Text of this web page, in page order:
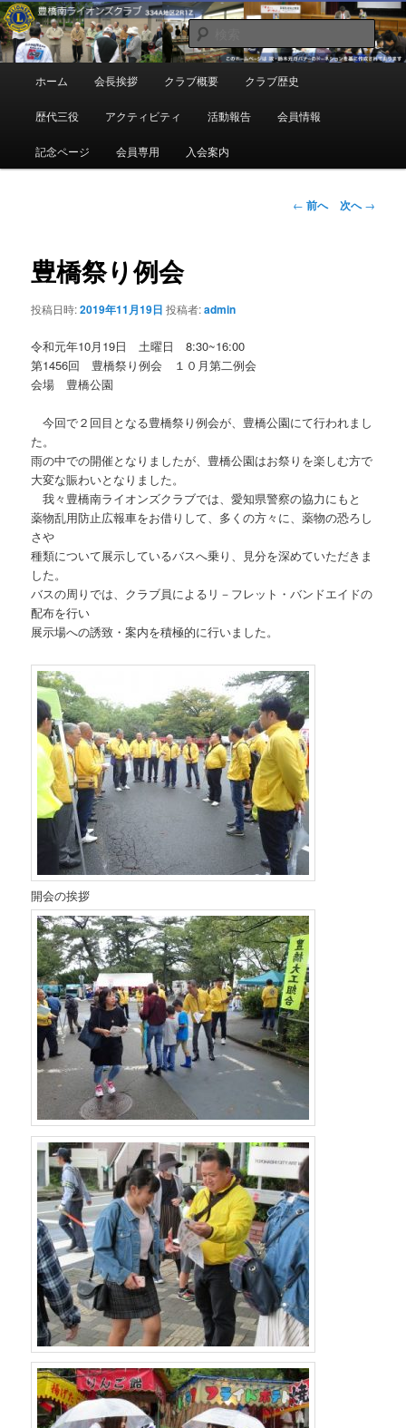
メ
イ
ン
コ
豊橋南ライオンズクラブ
地域奉仕ボランティア
検
索
ュ
ホーム 会長挨拶 クラブ概要 クラブ歴史
歴代三役 アクティビティ 活動報告 会員情報
記念ページ 会員専用 入会案内
投
← 前へ 次へ→
豊橋祭り例会
投稿日時:2019年11月19日 投稿者:admin
令和元年10月19日 土曜日 8:30~16:00
第1456回 豊橋祭り例会 １０月第二例会
会場 豊橋公園
今回で２回目となる豊橋祭り例会が、豊橋公園にて行われまし
た。
雨の中での開催となりましたが、豊橋公園はお祭りを楽しむ方で
大変な賑わいとなりました。
我々豊橋南ライオンズクラブでは、愛知県警察の協力にもと
薬物乱用防止広報車をお借りして、多くの方々に、薬物の恐ろし
さや
種類について展示しているバスへ乗り、見分を深めていただきま
した。
バスの周りでは、クラブ員によるリ－フレット・バンドエイドの
配布を行い
展示場への誘致・案内を積極的に行いました。
開会の挨拶